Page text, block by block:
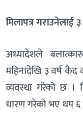
मिलापत्र गराउनेलाई
अध्यादेशले
महिनादेखि ३ वर्ष
व्यवस्था गरेको छ ।
धारण गरेको भए थप